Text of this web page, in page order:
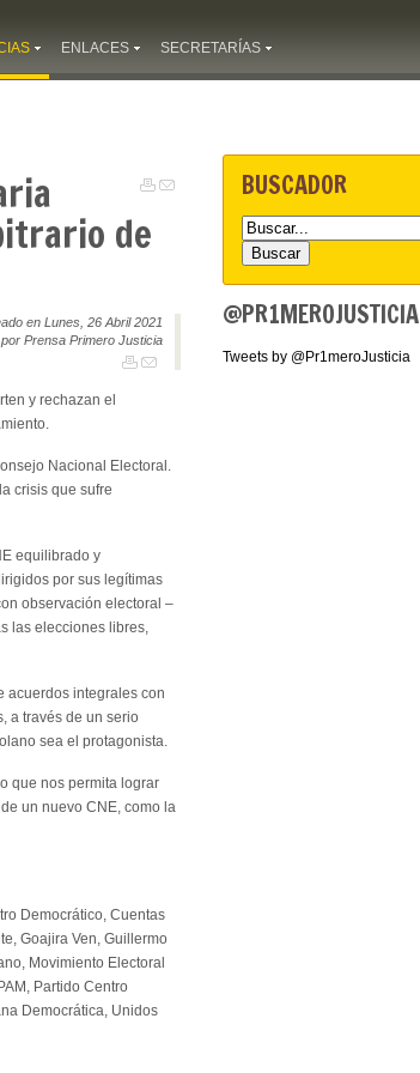
ENLACES SECRETARÍAS
de
en Lunes, 26 Abril 2021
Prensa Primero Justicia
y rechazan el
Nacional Electoral.
crisis que sufre
equilibrado y
por sus legítimas
observación electoral –
las elecciones libres,
acuerdos integrales con
a través de un serio
sea el protagonista.
que nos permita lograr
un nuevo CNE, como la
Democrático, Cuentas
Goajira Ven, Guillermo
Movimiento Electoral
Partido Centro
Democrática, Unidos
BUSCADOR
@PR1MEROJUSTICIA
Tweets by @Pr1meroJusticia